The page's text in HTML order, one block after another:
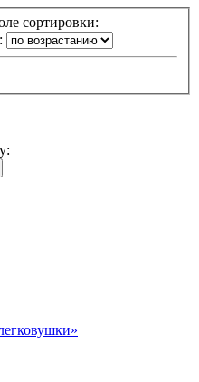
сортировки: